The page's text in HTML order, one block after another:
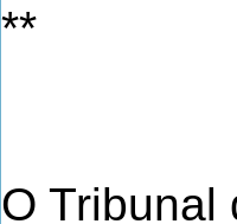
**
O Tribunal